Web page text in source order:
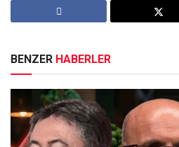
BENZER HABERLER